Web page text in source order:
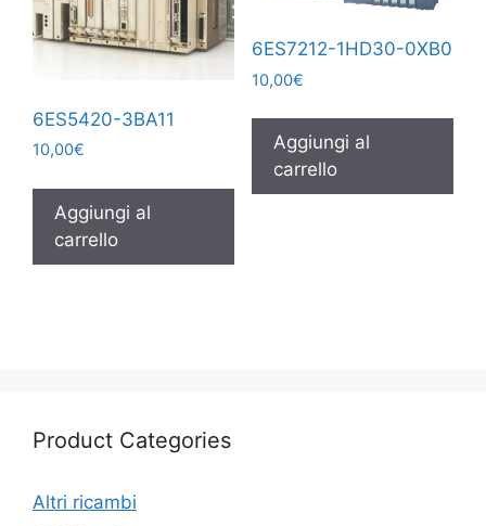
6ES5420-3BA11
10,00€
Aggiungi al
carrello
6ES7212-1HD30-0XB0
10,00€
Aggiungi al
carrello
Product Categories
Altri ricambi